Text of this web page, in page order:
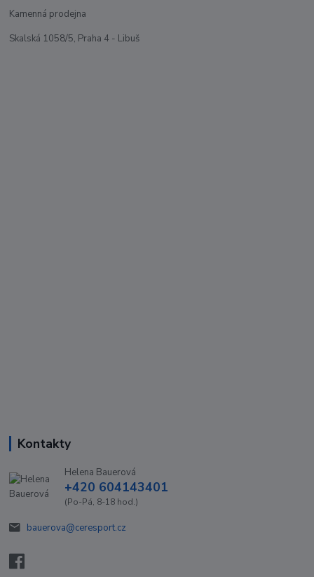
Kamenná prodejna
Skalská 1058/5, Praha 4 - Libuš
Kontakty
Helena Bauerová
+420 604143401
(Po-Pá, 8-18 hod.)
bauerova@ceresport.cz